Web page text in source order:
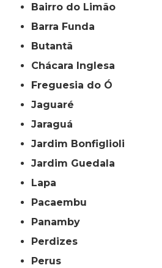
Bairro do Limão
Barra Funda
Butantã
Chácara Inglesa
Freguesia do Ó
Jaguaré
Jaraguá
Jardim Bonfiglioli
Jardim Guedala
Lapa
Pacaembu
Panamby
Perdizes
Perus